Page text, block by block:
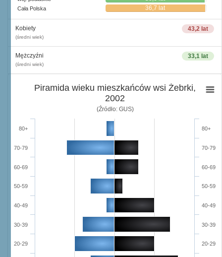
Cała Polska 36,7 lat
43,2 lat
Kobiety
(średni wiek)
33,1 lat
Mężczyźni
(średni wiek)
Piramida wieku mieszkańców wsi Żebrki,
2002
(Źródło: GUS)
20-29
30-39
40-49
50-59
60-69
70-79
80+
20-29
30-39
40-49
50-59
60-69
70-79
80+